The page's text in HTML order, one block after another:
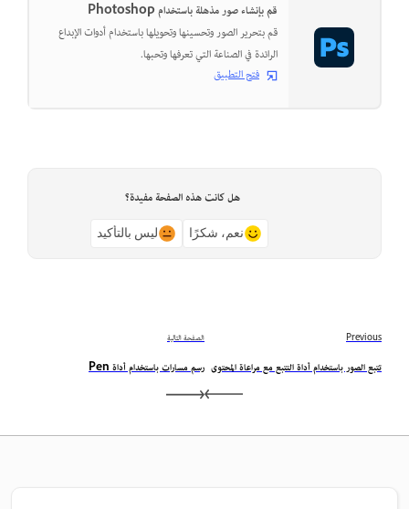
قم بإنشاء صور مذهلة باستخدام Photoshop
قم بتحرير الصور وتحسينها وتحويلها باستخدام أدوات الإبداع
الرائدة في الصناعة التي تعرفها وتحبها.
فتح التطبيق
هل كانت هذه الصفحة مفيدة؟
نعم، شكرًا ليس بالتأكيد
Previous
تتبع الصور باستخدام أداة التتبع مع مراعاة المحتوى
الصفحة التالية
رسم مسارات باستخدام أداة Pen